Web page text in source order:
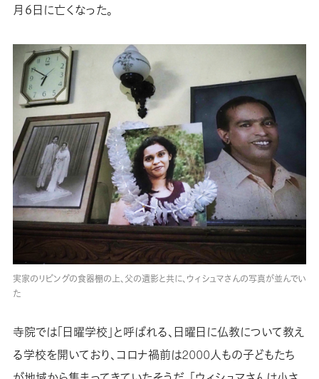
月６日に亡くなった。
実家のリビングの食器棚の上、父の遺影と共に、ウィシュマさんの写真が並んでい
た
寺院では「日曜学校」と呼ばれる、日曜日に仏教について教え
る学校を開いており、コロナ禍前は2000人もの子どもたち